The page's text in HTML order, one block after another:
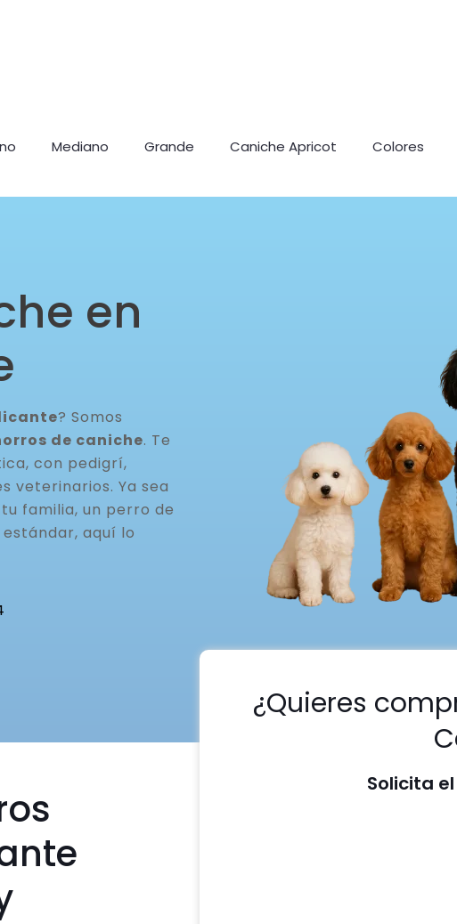
Mediano Grande Caniche Apricot Colores
en
? Somos
de caniche. Te
con pedigrí,
veterinarios. Ya sea
familia, un perro de
aquí lo
¿Quieres
Solicita